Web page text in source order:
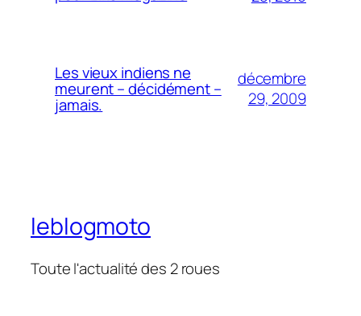
Les vieux indiens ne
meurent – décidément –
jamais.
décembre
29, 2009
leblogmoto
Toute l'actualité des 2 roues